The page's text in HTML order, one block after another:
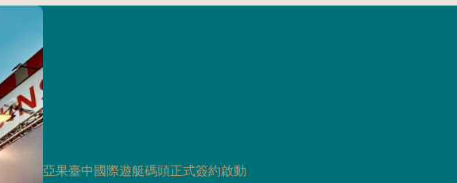
亞果臺中國際遊艇碼頭正式簽約啟動